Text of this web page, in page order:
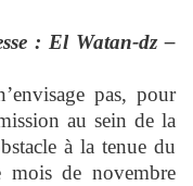
: El Watan-dz –
pas, pour
au sein de la
à la tenue du
mois de novembre